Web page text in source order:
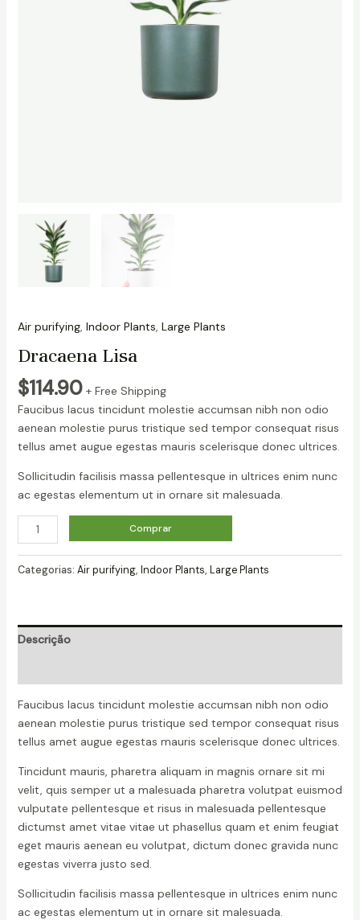
Air purifying, Indoor Plants Large Plants
Dracaena Lisa
$114.90 + Free Shipping
Faucibus lacus tincidunt molestie accumsan nibh non odio
aenean molestie purus tristique sed tempor consequat risus
tellus amet augue egestas mauris scelerisque donec ultrices.
Sollicitudin facilisis massa pellentesque in ultrices enim nunc
ac egestas elementum ut in ornare sit malesuada.
Dracaena
Lisa
Comprar
Categorias: Air purifying, Indoor Plants, Large Plants
Descrição
Faucibus lacus tincidunt molestie accumsan nibh non odio
aenean molestie purus tristique sed tempor consequat risus
tellus amet augue egestas mauris scelerisque donec ultrices.
Tincidunt mauris, pharetra aliquam in magnis ornare sit mi
velit, quis semper ut a malesuada pharetra volutpat euismod
vulputate pellentesque et risus in malesuada pellentesque
dictumst amet vitae vitae ut phasellus quam et enim feugiat
eget mauris aenean eu volutpat, dictum donec gravida nunc
egestas viverra justo sed.
Sollicitudin facilisis massa pellentesque in ultrices enim nunc
ac egestas elementum ut in ornare sit malesuada.